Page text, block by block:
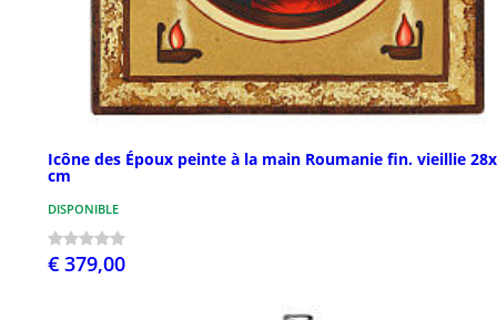
Icône des Époux peinte à la main Roumanie fin. vieillie
cm
DISPONIBLE
€ 379,00